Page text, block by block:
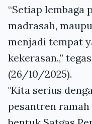
“Setiap lembaga
madrasah,
menjadi tempat
kekerasan.,”
(26/10/2025).
"Kita serius
pesantren